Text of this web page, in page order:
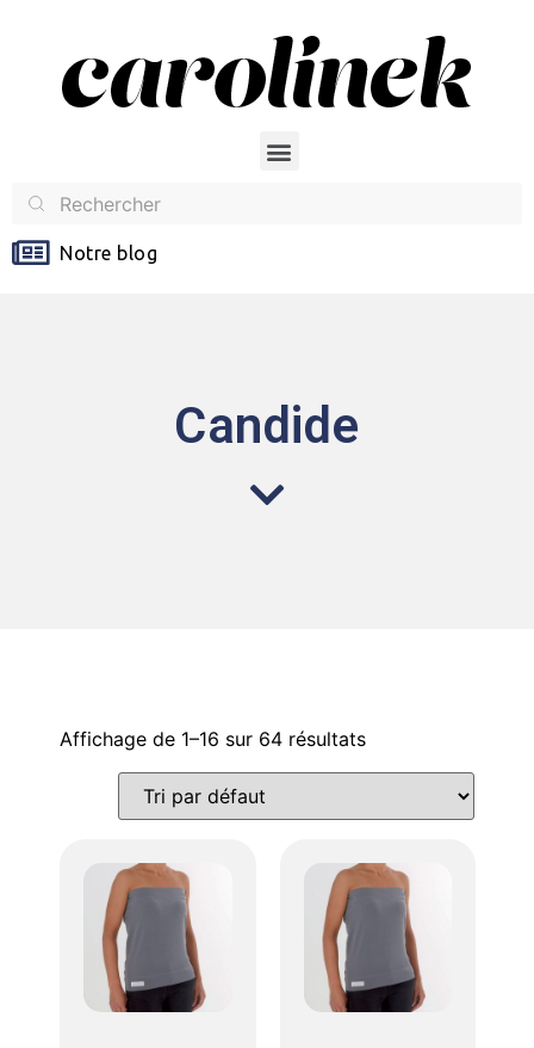
Notre blog
Candide
Affichage de 1–16 sur 64 résultats